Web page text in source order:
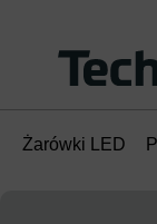
Przejdź do
Żarówki LED